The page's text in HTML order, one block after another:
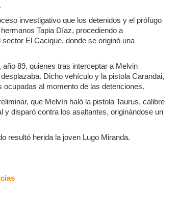
investigativo que los detenidos y el prófugo
Tapia Díaz, procediendo a
El Cacique, donde se originó una
89, quienes tras interceptar a Melvin
Dicho vehículo y la pistola Carandai,
al momento de las detenciones.
que Melvín haló la pistola Taurus, calibre
disparó contra los asaltantes, originándose un
resultó herida la joven Lugo Miranda.